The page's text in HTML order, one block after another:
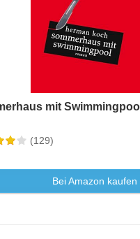
mit
(129)
Bei Amazon kaufen